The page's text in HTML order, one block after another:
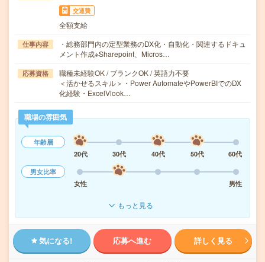
交通費
全額支給
仕事内容
・総務部門内の定型業務のDX化・自動化・関連するドキュ
メント作成※Sharepoint、Micros…
応募資格
職種未経験OK / ブランクOK / 英語力不要
＜活かせるスキル＞・Power AutomateやPowerBIでのDX
化経験・ExcelVlook…
職場の雰囲気
年齢層
20代
30代 40代 50代
60代
男女比率
女性
男性
もっと見る
気になる! 応募へ進む 詳しく見る